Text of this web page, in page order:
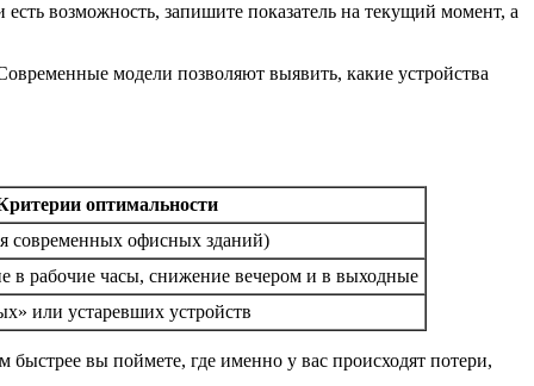
возможность, запишите показатель на текущий момент, а
модели позволяют выявить, какие устройства
оптимальности
современных офисных зданий)
в рабочие часы, снижение вечером и в выходные
или устаревших устройств
вы поймете, где именно у вас происходят потери,